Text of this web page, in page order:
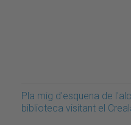
Pla mig d'esquena de
biblioteca visitant el